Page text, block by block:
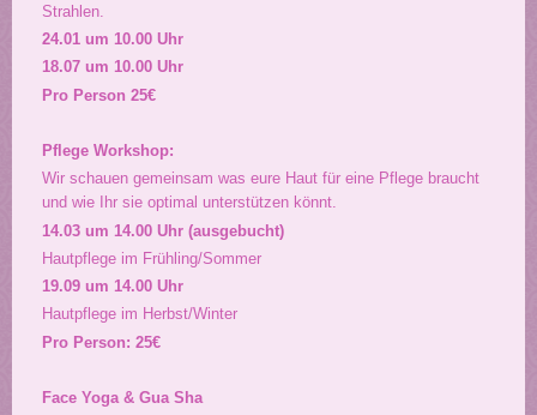
Strahlen.
24.01 um 10.00 Uhr
18.07 um 10.00 Uhr
Pro Person 25€
Pflege Workshop:
Wir schauen gemeinsam was eure Haut für eine Pflege braucht
und wie Ihr sie optimal unterstützen könnt.
14.03 um 14.00 Uhr (ausgebucht)
Hautpflege im Frühling/Sommer
19.09 um 14.00 Uhr
Hautpflege im Herbst/Winter
Pro Person: 25€
Face Yoga & Gua Sha